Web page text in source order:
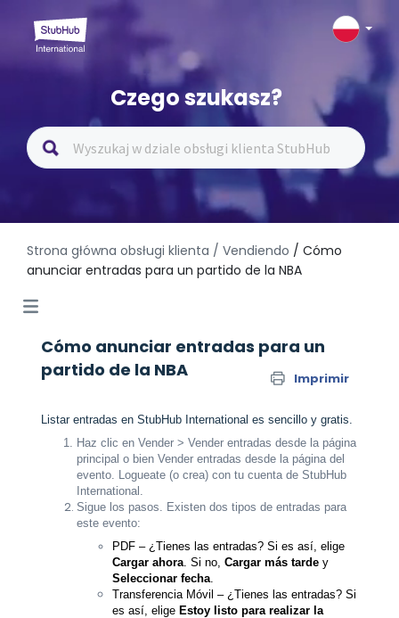
Czego szukasz?
Strona główna obsługi klienta / Vendiendo / Cómo
anunciar entradas para un partido de la NBA
Cómo anunciar entradas para un
partido de la NBA
Imprimir
Listar entradas en StubHub International es sencillo y gratis.
Haz clic en Vender > Vender entradas desde la página
principal o bien Vender entradas desde la página del
evento. Logueate (o crea) con tu cuenta de StubHub
International.
Sigue los pasos. Existen dos tipos de entradas para
este evento:
PDF – ¿Tienes las entradas? Si es así, elige
Cargar ahora. Si no, Cargar más tarde y
Seleccionar fecha.
Transferencia Móvil – ¿Tienes las entradas? Si
es así, elige Estoy listo para realizar la